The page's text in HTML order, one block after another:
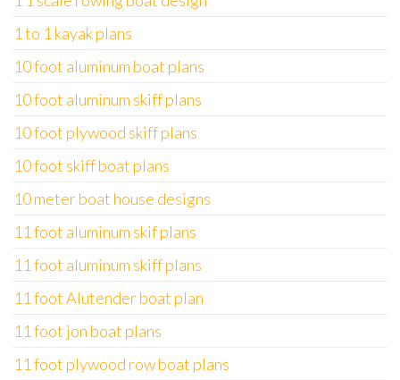
1 to 1 kayak plans
10 foot aluminum boat plans
10 foot aluminum skiff plans
10 foot plywood skiff plans
10 foot skiff boat plans
10 meter boat house designs
11 foot aluminum skif plans
11 foot aluminum skiff plans
11 foot Alutender boat plan
11 foot jon boat plans
11 foot plywood row boat plans